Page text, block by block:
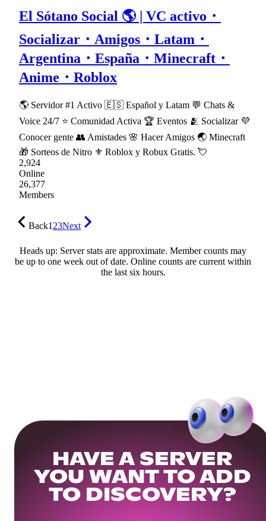
El Sótano Social 🌎 | VC activo・
Socializar・Amigos・Latam・
Argentina・España・Minecraft・
Anime・Roblox
🌎 Servidor #1 Activo 🇪🇸 Español y Latam 💬 Chats &
Voice 24/7 ⭐ Comunidad Activa 🏆 Eventos 🫂 Socializar 💜
Conocer gente 👥 Amistades 🌸 Hacer Amigos 🌏 Minecraft
🎁 Sorteos de Nitro ⚜ Roblox y Robux Gratis. 💘
2,924
Online
26,377
Members
Back123Next
Heads up: Server stats are approximate. Member counts may
be up to one week out of date. Online counts are current within
the last six hours.
HAVE A SERVER
YOU WANT TO ADD
TO DISCOVERY?